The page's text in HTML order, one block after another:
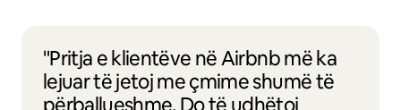
"Pritja e klientëve në Airbnb më ka
lejuar të jetoj me çmime shumë të